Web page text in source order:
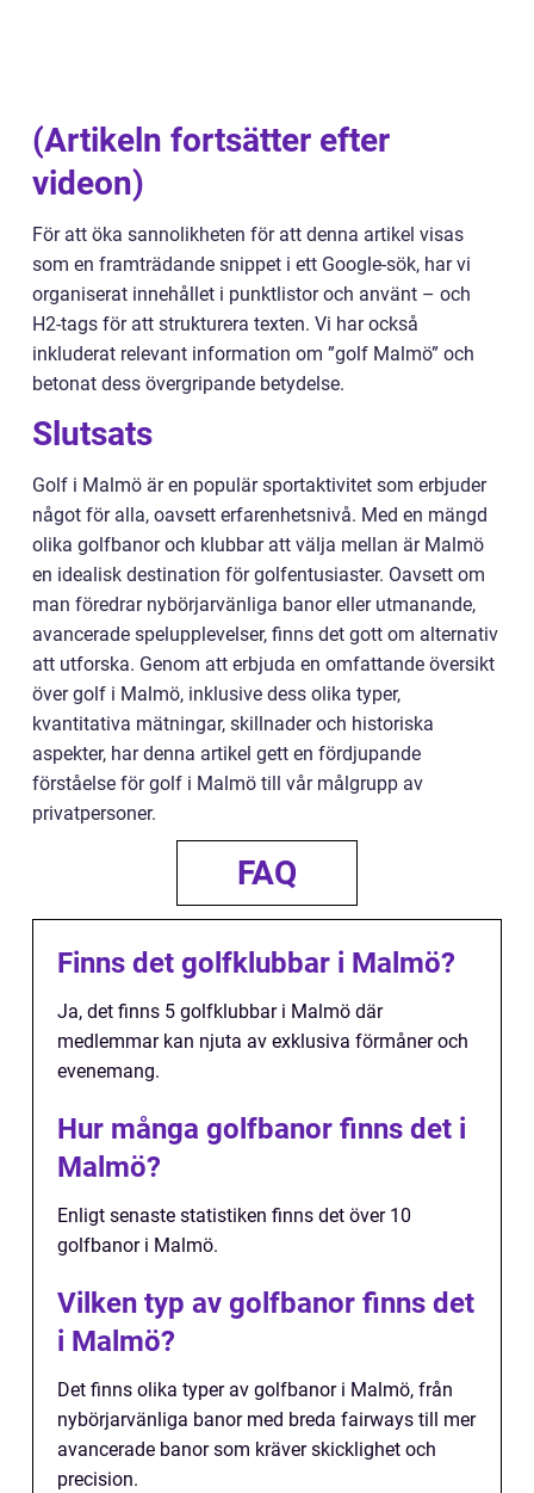
(Artikeln fortsätter efter
videon)
För att öka sannolikheten för att denna artikel visas
som en framträdande snippet i ett Google-sök, har vi
organiserat innehållet i punktlistor och använt – och
H2-tags för att strukturera texten. Vi har också
inkluderat relevant information om ”golf Malmö” och
betonat dess övergripande betydelse.
Slutsats
Golf i Malmö är en populär sportaktivitet som erbjuder
något för alla, oavsett erfarenhetsnivå. Med en mängd
olika golfbanor och klubbar att välja mellan är Malmö
en idealisk destination för golfentusiaster. Oavsett om
man föredrar nybörjarvänliga banor eller utmanande,
avancerade spelupplevelser, finns det gott om alternativ
att utforska. Genom att erbjuda en omfattande översikt
över golf i Malmö, inklusive dess olika typer,
kvantitativa mätningar, skillnader och historiska
aspekter, har denna artikel gett en fördjupande
förståelse för golf i Malmö till vår målgrupp av
privatpersoner.
FAQ
Finns det golfklubbar i Malmö?
Ja, det finns 5 golfklubbar i Malmö där
medlemmar kan njuta av exklusiva förmåner och
evenemang.
Hur många golfbanor finns det i
Malmö?
Enligt senaste statistiken finns det över 10
golfbanor i Malmö.
Vilken typ av golfbanor finns det
i Malmö?
Det finns olika typer av golfbanor i Malmö, från
nybörjarvänliga banor med breda fairways till mer
avancerade banor som kräver skicklighet och
precision.